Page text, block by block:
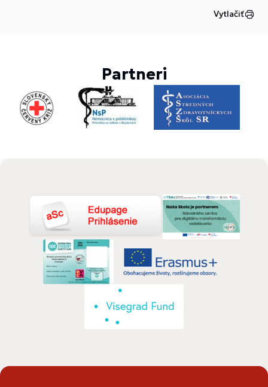
Vytlačiť
Partneri